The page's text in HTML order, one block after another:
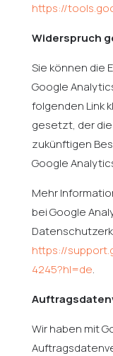
https://
Widerspruch
Sie können die
Google
folgenden Link
gesetzt, der
zukünftigen
Google
Mehr
bei Google
https://
4245?hl=de.
Wir haben mit